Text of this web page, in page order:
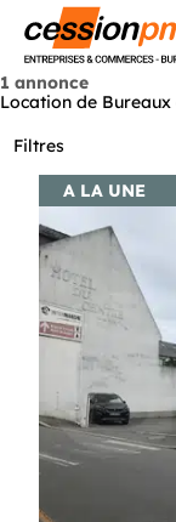
1 annonce
Location de Bureaux
Filtres
A LA UNE